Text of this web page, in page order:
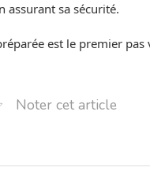
assurant sa sécurité.
est le premier
Noter cet article